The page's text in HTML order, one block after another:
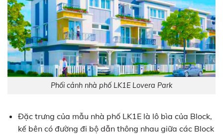
Phối cảnh nhà phố LK1E Lovera Park
Đặc trưng của mẫu nhà phố LK1E là lô bìa của Block,
kế bên có đường đi bộ dẫn thông nhau giữa các Block